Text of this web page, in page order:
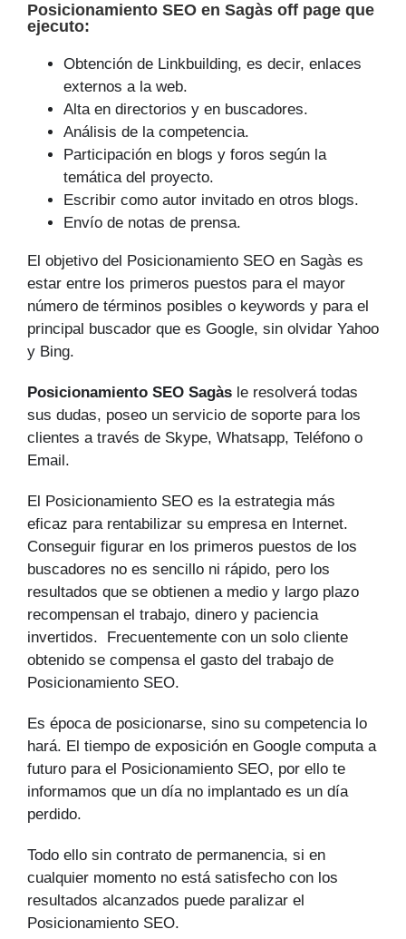
Posicionamiento SEO en Sagàs off page que
ejecuto:
Obtención de Linkbuilding, es decir, enlaces
externos a la web.
Alta en directorios y en buscadores.
Análisis de la competencia.
Participación en blogs y foros según la
temática del proyecto.
Escribir como autor invitado en otros blogs.
Envío de notas de prensa.
El objetivo del Posicionamiento SEO en Sagàs es
estar entre los primeros puestos para el mayor
número de tér­minos posibles o keywords y para el
principal buscador que es Google, sin olvidar Yahoo
y Bing.
Posicionamiento SEO Sagàs le resolverá todas
sus dudas, poseo un servicio de soporte para los
clientes a través de Skype, Whatsapp, Teléfono o
Email.
El Posicionamiento SEO es la estrategia más
eficaz para rentabilizar su empresa en Internet.
Conseguir figurar en los primeros puestos de los
buscadores no es sencillo ni rápido, pero los
resultados que se obtienen a medio y largo plazo
recompensan el trabajo, dinero y paciencia
invertidos. Frecuentemente con un solo cliente
obtenido se compensa el gasto del trabajo de
Posicionamiento SEO.
Es época de posicionarse, sino su competencia lo
hará. El tiempo de exposición en Google computa a
futuro para el Posicionamiento SEO, por ello te
informamos que un día no implantado es un día
perdido.
Todo ello sin contrato de permanencia, si en
cualquier momento no está satisfecho con los
resultados alcanzados puede paralizar el
Posicionamiento SEO.